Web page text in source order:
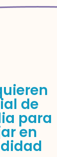
de
para
en